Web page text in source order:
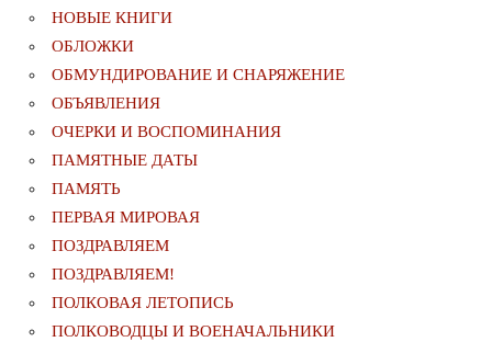
НОВЫЕ КНИГИ
ОБЛОЖКИ
ОБМУНДИРОВАНИЕ И СНАРЯЖЕНИЕ
ОБЪЯВЛЕНИЯ
ОЧЕРКИ И ВОСПОМИНАНИЯ
ПАМЯТНЫЕ ДАТЫ
ПАМЯТЬ
ПЕРВАЯ МИРОВАЯ
ПОЗДРАВЛЯЕМ
ПОЗДРАВЛЯЕМ!
ПОЛКОВАЯ ЛЕТОПИСЬ
ПОЛКОВОДЦЫ И ВОЕНАЧАЛЬНИКИ